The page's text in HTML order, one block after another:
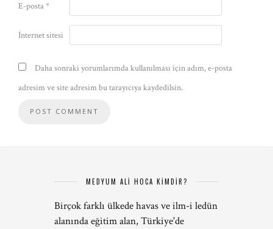
E-posta*
İnternet sitesi
Daha sonraki yorumlarımda kullanılması için adım, e-posta
adresim ve site adresim bu tarayıcıya kaydedilsin.
MEDYUM ALİ HOCA KİMDİR?
Birçok farklı ülkede havas ve ilm-i ledün
alanında eğitim alan, Türkiye'de